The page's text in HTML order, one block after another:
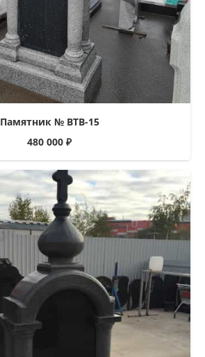
Памятник № ВТВ-15
480 000 ₽